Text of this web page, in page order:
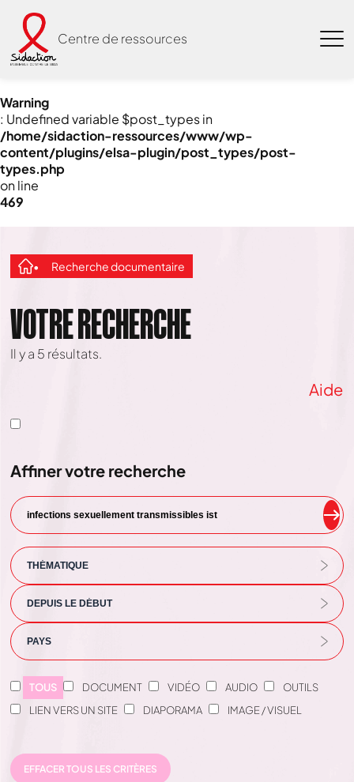
Warning
: Undefined variable $post_types in
/home/sidaction-ressources/www/wp-
content/plugins/elsa-plugin/post_types/post-
types.php
on line
469
Centre de ressources
Recherche documentaire
VOTRE RECHERCHE
Il y a 5 résultats.
Aide
Affiner votre recherche
TOUS DOCUMENT VIDÉO AUDIO
OUTILS
LIEN VERS UN SITE
DIAPORAMA IMAGE / VISUEL
EFFACER TOUS LES CRITÈRES